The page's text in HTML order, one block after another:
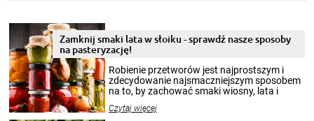
Zamknij smaki lata w słoiku - sprawdź nasze sposoby
na pasteryzację!
Robienie przetworów jest najprostszym i
zdecydowanie najsmaczniejszym sposobem
na to, by zachować smaki wiosny, lata i
krajobrazów, by cieszyć nimi oko w sezonie
Czytaj więcej